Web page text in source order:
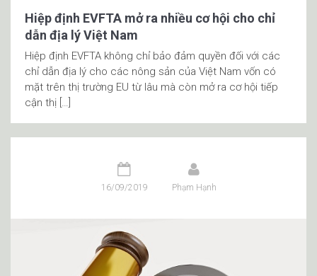
Hiệp định EVFTA mở ra nhiều cơ hội cho chỉ
dẫn địa lý Việt Nam
Hiệp định EVFTA không chỉ bảo đảm quyền đối với các
chỉ dẫn địa lý cho các nông sản của Việt Nam vốn có
mặt trên thị trường EU từ lâu mà còn mở ra cơ hội tiếp
cận thị […]
16/09/2019 Phạm Hạnh